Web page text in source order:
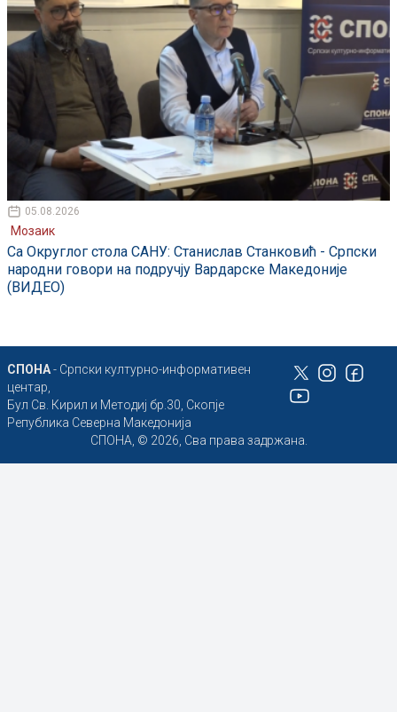
05.08.2026
Мозаик
Са Округлог стола САНУ: Станислав Станковић - Српски
народни говори на подручју Вардарске Македоније
(ВИДЕО)
СПОНА- Српски културно-информативен
центар,
Бул Св. Кирил и Методиј бр.30, Скопје
Република Северна Македонија
СПОНА, © 2026, Сва права задржана.